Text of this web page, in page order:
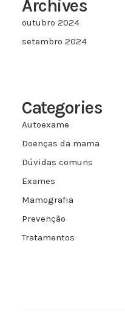
Archives
outubro 2024
setembro 2024
Categories
Autoexame
Doenças da mama
Dúvidas comuns
Exames
Mamografia
Prevenção
Tratamentos